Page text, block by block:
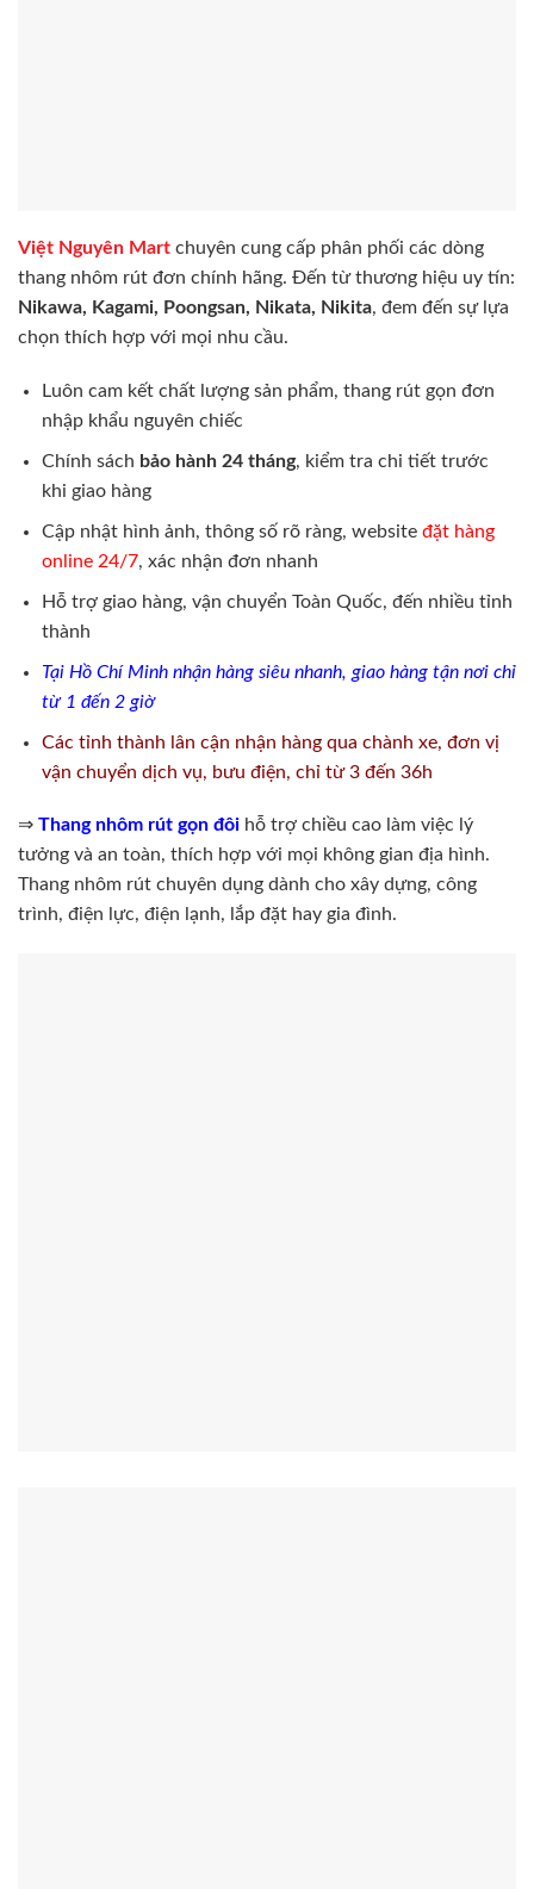
Việt Nguyên Mart chuyên cung cấp phân phối các dòng
thang nhôm rút đơn chính hãng. Đến từ thương hiệu uy tín:
Nikawa, Kagami, Poongsan, Nikata, Nikita, đem đến sự lựa
chọn thích hợp với mọi nhu cầu.
Luôn cam kết chất lượng sản phẩm, thang rút gọn đơn
nhập khẩu nguyên chiếc
Chính sách bảo hành 24 tháng, kiểm tra chi tiết trước
khi giao hàng
Cập nhật hình ảnh, thông số rõ ràng, website đặt hàng
online 24/7, xác nhận đơn nhanh
Hỗ trợ giao hàng, vận chuyển Toàn Quốc, đến nhiều tỉnh
thành
Tại Hồ Chí Minh nhận hàng siêu nhanh, giao hàng tận nơi chỉ
từ 1 đến 2 giờ
Các tỉnh thành lân cận nhận hàng qua chành xe, đơn vị
vận chuyển dịch vụ, bưu điện, chỉ từ 3 đến 36h
⇒ Thang nhôm rút gọn đôi hỗ trợ chiều cao làm việc lý
tưởng và an toàn, thích hợp với mọi không gian địa hình.
Thang nhôm rút chuyên dụng dành cho xây dựng, công
trình, điện lực, điện lạnh, lắp đặt hay gia đình.